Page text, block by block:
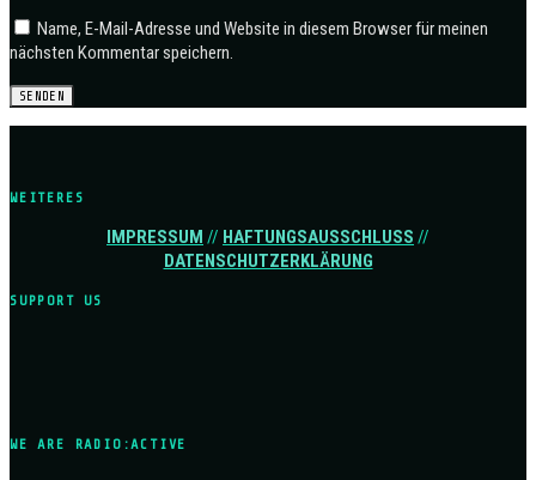
Name, E-Mail-Adresse und Website in diesem Browser für meinen
nächsten Kommentar speichern.
WEITERES
IMPRESSUM // HAFTUNGSAUSSCHLUSS //
DATENSCHUTZERKLÄRUNG
SUPPORT US
WE ARE RADIO:ACTIVE